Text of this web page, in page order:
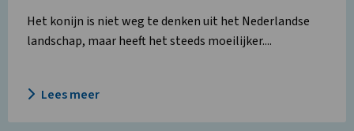
Het konijn is niet weg te denken uit het Nederlandse
landschap, maar heeft het steeds moeilijker....
Lees meer